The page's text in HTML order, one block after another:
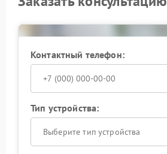
Контактный телефон:
Тип устройства:
Выберите тип устройства